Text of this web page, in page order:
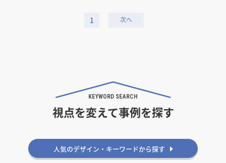
1
KEYWORD SEARCH
視点を変えて事例を探す
人気のデザイン・キーワードから探す